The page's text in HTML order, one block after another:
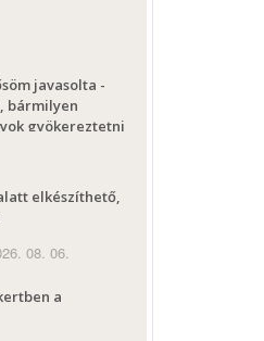
javasolta -
bármilyen
gyökereztetni
elkészíthető,
08. 06.
a